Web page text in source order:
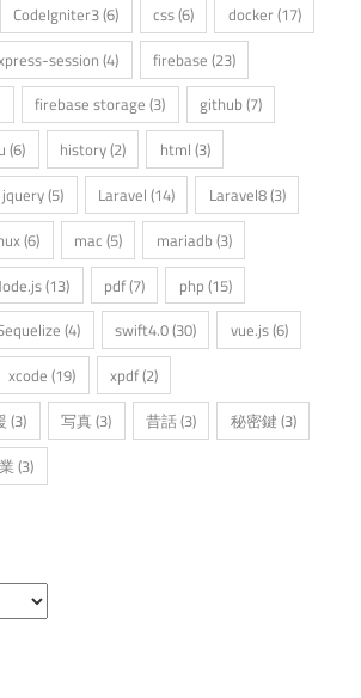
CodeIgniter3(6) css(6) docker (17)
session (4) firebase (23)
firebase storage (3) github (7)
(6) history(2) html (3)
jquery(5) Laravel (14) Laravel8(3)
(6) mac (5) mariadb (3)
(13) pdf(7) php(15)
(4) swift4.0(30) vue.js(6)
xcode (19) xpdf(2)
(3) 写真(3) 昔話(3) 秘密鍵 (3)
(3)